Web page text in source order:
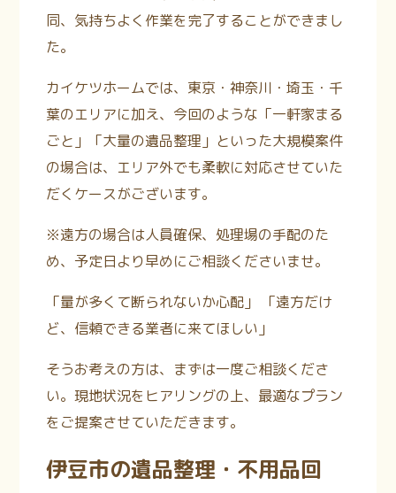
同、気持ちよく作業を完了することができまし
た。
カイケツホームでは、東京・神奈川・埼玉・千
葉のエリアに加え、今回のような「一軒家まる
ごと」「大量の遺品整理」といった大規模案件
の場合は、エリア外でも柔軟に対応させていた
だくケースがございます。
※遠方の場合は人員確保、処理場の手配のた
め、予定日より早めにご相談くださいませ。
「量が多くて断られないか心配」 「遠方だけ
ど、信頼できる業者に来てほしい」
そうお考えの方は、まずは一度ご相談くださ
い。現地状況をヒアリングの上、最適なプラン
をご提案させていただきます。
伊豆市の遺品整理・不用品回